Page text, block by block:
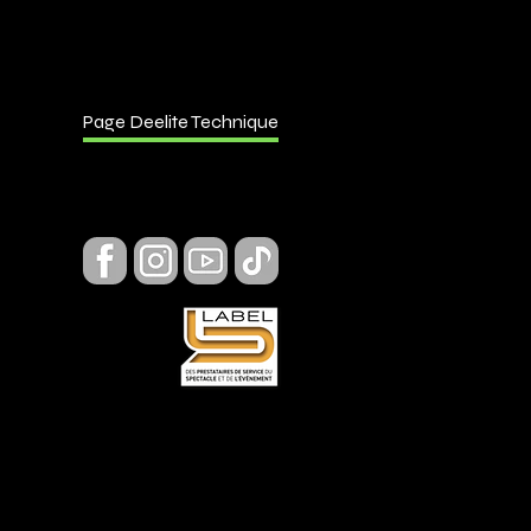
Page Deelite Technique